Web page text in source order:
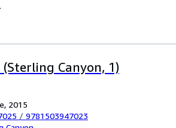
Canyon, 1)
2015
/ 9781503947023